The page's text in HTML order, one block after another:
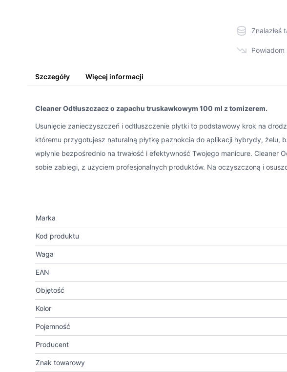
Znalazłeś
Szczegóły Więcej informacji
Cleaner Odtłuszczacz o zapachu truskawkowym 100 ml z tomizerem.
Usunięcie zanieczyszczeń i odtłuszczenie płytki to podstawowy krok na
któremu przygotujesz naturalną płytkę paznokcia do aplikacji hybrydy,
wpłynie bezpośrednio na trwałość i efektywność Twojego manicure.
sobie zabiegi, z użyciem profesjonalnych produktów. Na oczyszczoną i
Marka
Kod produktu
Waga
EAN
Objętość
Kolor
Pojemność
Producent
Znak towarowy